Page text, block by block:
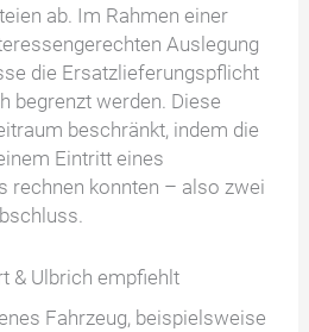
ab. Im Rahmen einer
Auslegung
die Ersatzlieferungspflicht
begrenzt werden. Diese
beschränkt, indem die
Eintritt eines
rechnen konnten – also zwei
& Ulbrich empfiehlt
Fahrzeug, beispielsweise